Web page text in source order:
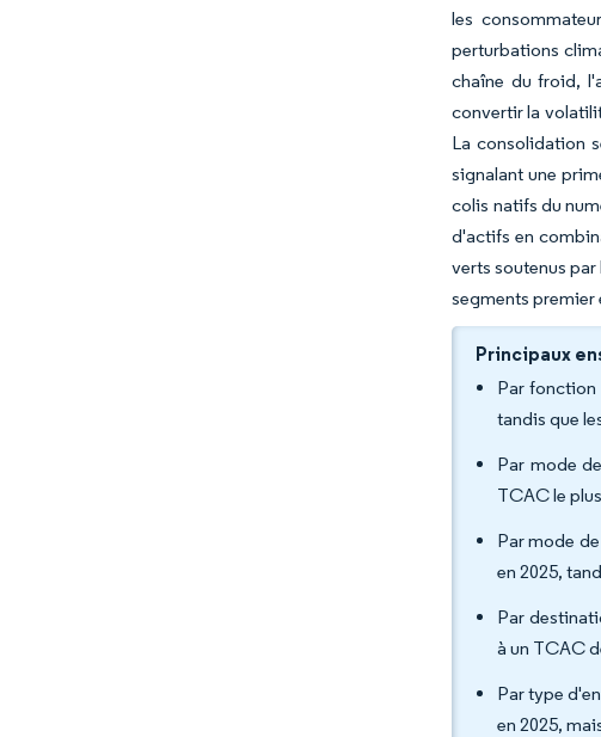
les
perturbations
chaîne du froid,
convertir la
La consolidation
signalant une
colis natifs du
d'actifs en
verts soutenus
segments premier
Principaux
Par fonction
tandis que
Par mode
TCAC le
Par mode
en 2025,
Par
à un TCAC
Par type
en 2025,